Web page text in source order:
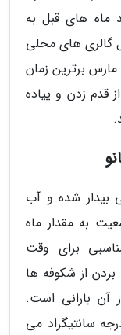
ماه های قبل به
مثل گالری های محلی
برترین زمان
قدم زدن و پیاده
بیدار شده و آب
به مقدار ماه
برای وقت
از شکوفه ها
از 30 روز ماه تقریباً 9 روز آن بارانی است.
دمای پوزیتانو در آوریل به 15 درجه سانتیگراد می